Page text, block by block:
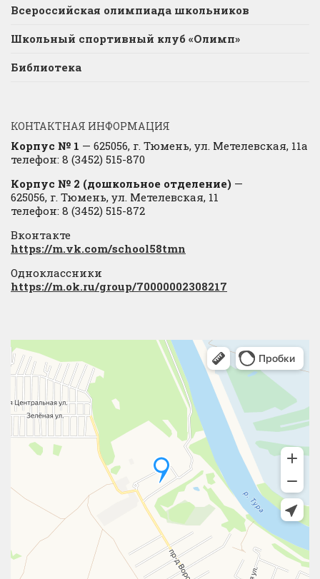
Всероссийская олимпиада школьников
Школьный спортивный клуб «Олимп»
Библиотека
КОНТАКТНАЯ ИНФОРМАЦИЯ
Корпус № 1 — 625056, г. Тюмень, ул. Метелевская, 11а
телефон: 8 (3452) 515-870
Корпус № 2 (дошкольное отделение) —
625056, г. Тюмень, ул. Метелевская, 11
телефон: 8 (3452) 515-872
Вконтакте
https://m.vk.com/school58tmn
Одноклассники
https://m.ok.ru/group/70000002308217